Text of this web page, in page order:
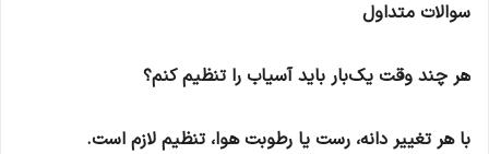
سوالات متداول
هر چند وقت یک‌بار باید آسیاب را تنظیم کنم؟
با هر تغییر دانه، رست یا رطوبت هوا، تنظیم لازم است.